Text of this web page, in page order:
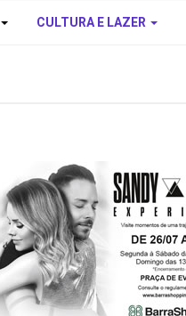
CULTURA E LAZER